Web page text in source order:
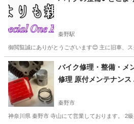
秦野駅
御閲覧誠にありがとうございます😊 主に旧車、
神奈川 秦野市 秦野駅 車検
バイク修理・整備・メ
修理 原付メンテナン
秦野市
神奈川県 秦野市 寺山にて営業しております。 2